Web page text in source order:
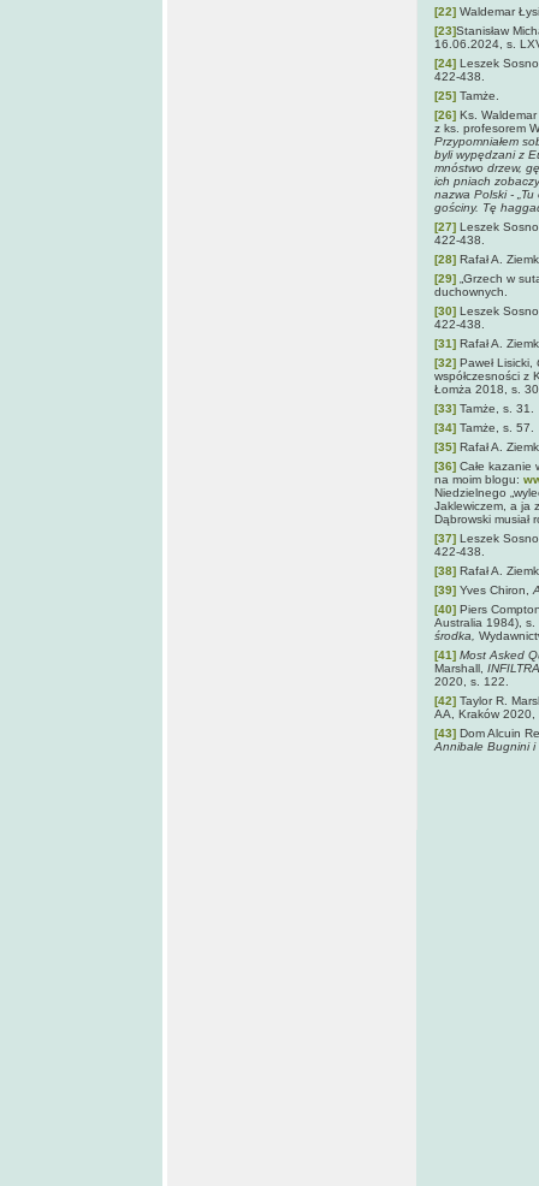
[22] Waldemar
[23]Stanisław
16.06.2024, s.
[24] Leszek
422-438.
[25] Tamże.
[26] Ks.
z ks. profesorem
Przypomniałem
byli wypędzani z
mnóstwo drzew,
ich pniach
nazwa Polski -
gościny. Tę
[27] Leszek
422-438.
[28] Rafał A.
[29] „Grzech w
duchownych.
[30] Leszek
422-438.
[31] Rafał A.
[32] Paweł Lisicki,
współczesności z
Łomża 2018, s.
[33] Tamże, s. 31.
[34] Tamże, s. 57.
[35] Rafał A.
[36] Całe kazanie
na moim blogu:
Niedzielnego
Jaklewiczem, a ja
Dąbrowski musiał
[37] Leszek
422-438.
[38] Rafał A.
[39] Yves Chiron,
[40] Piers
Australia 1984),
środka,
[41] Most Asked
Marshall,
2020, s. 122.
[42] Taylor R.
AA, Kraków 2020,
[43] Dom Alcuin
Annibale Bugnini i